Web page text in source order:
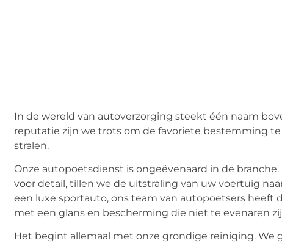
In de wereld van autoverzorging steekt één naam
reputatie zijn we trots om de favoriete bestemming
stralen.
Onze autopoetsdienst is ongeëvenaard in de
voor detail, tillen we de uitstraling van uw voertuig
een luxe sportauto, ons team van autopoetsers
met een glans en bescherming die niet te evenaren
Het begint allemaal met onze grondige reiniging.